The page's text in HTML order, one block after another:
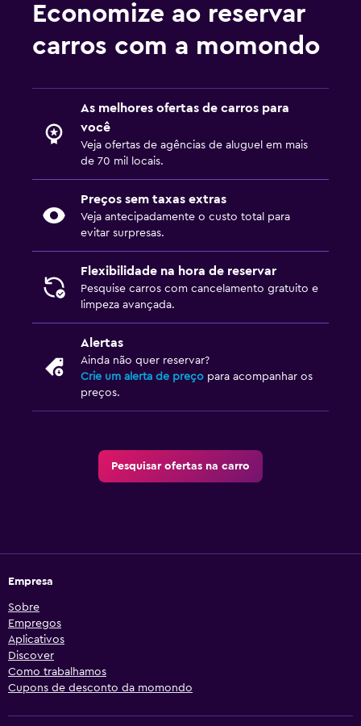
Economize ao reservar
carros com a momondo
As melhores ofertas de carros para
você
Veja ofertas de agências de aluguel em mais
de 70 mil locais.
Preços sem taxas extras
Veja antecipadamente o custo total para
evitar surpresas.
Flexibilidade na hora de reservar
Pesquise carros com cancelamento gratuito e
limpeza avançada.
Alertas
Ainda não quer reservar?
Crie um alerta de preço para acompanhar os
preços.
Pesquisar ofertas na carro
Empresa
Sobre
Empregos
Aplicativos
Discover
Como trabalhamos
Cupons de desconto da momondo